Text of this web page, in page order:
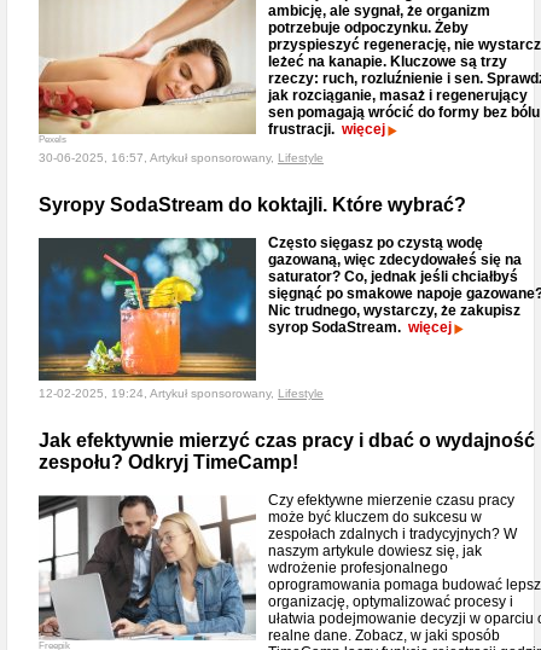
Pexels
ambicję, ale sygnał, że organizm
potrzebuje odpoczynku. Żeby
przyspieszyć regenerację, nie
leżeć na kanapie. Kluczowe są trzy
rzeczy: ruch, rozluźnienie i sen.
jak rozciąganie, masaż i regenerujący
sen pomagają wrócić do formy bez
frustracji. więcej
30-06-2025, 16:57, Artykuł sponsorowany, Lifestyle
Syropy SodaStream do koktajli. Które wybrać?
Często sięgasz po czystą wodę
gazowaną, więc zdecydowałeś się na
saturator? Co, jednak jeśli chciałbyś
sięgnąć po smakowe napoje
Nic trudnego, wystarczy, że zakupisz
syrop SodaStream. więcej
12-02-2025, 19:24, Artykuł sponsorowany, Lifestyle
Jak efektywnie mierzyć czas pracy i dbać o wydajność
zespołu? Odkryj TimeCamp!
Freepik
Czy efektywne mierzenie czasu pracy
może być kluczem do sukcesu w
zespołach zdalnych i tradycyjnych? W
naszym artykule dowiesz się, jak
wdrożenie profesjonalnego
oprogramowania pomaga budować
organizację, optymalizować procesy i
ułatwia podejmowanie decyzji w oparciu
realne dane. Zobacz, w jaki sposób